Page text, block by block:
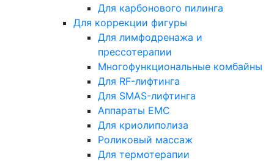
Для карбонового пилинга
Для коррекции фигуры
Для лимфодренажа и
прессотерапии
Многофункциональные комбайны
Для RF-лифтинга
Для SMAS-лифтинга
Аппараты EMC
Для криолиполиза
Роликовый массаж
Для термотерапии